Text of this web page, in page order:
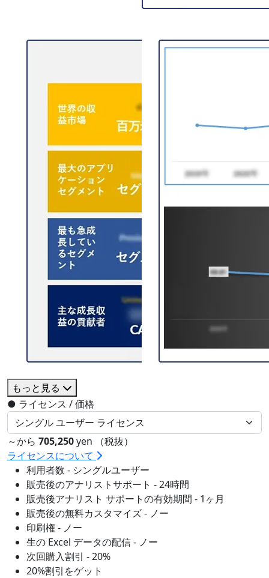
もっと見る
● ライセンス / 価格
～から 705,250yen （税抜）
ライセンスについて
利用者数 - シングルユーザー
販売後のアナリストサポート - 24時間
販売後アナリスト サポートの有効期間 - 1ヶ月
販売後の無料カスタマイズ - ノー
印刷権 - ノー
生の Excel データの配信 - ノー
次回購入割引 - 20%
20%割引をゲット